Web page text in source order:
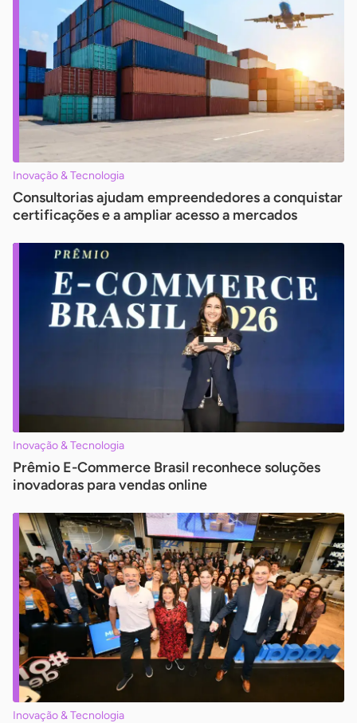
Inovação & Tecnologia
Consultorias ajudam empreendedores a conquistar
certificações e a ampliar acesso a mercados
Inovação & Tecnologia
Prêmio E-Commerce Brasil reconhece soluções
inovadoras para vendas online
Inovação & Tecnologia